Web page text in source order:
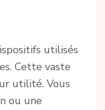
utilisés
Cette vaste
utilité. Vous
ou une